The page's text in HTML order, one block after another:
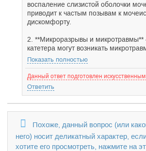
воспаление слизистой оболочки
приводит к частым позывам к
дискомфорту.
2. **Микроразрывы и
катетера могут возникать
Показать полностью
Данный ответ подготовлен
Ответить
Похоже, данный вопрос (или
него) носит деликатный характер,
хотите его просмотреть, нажмите на